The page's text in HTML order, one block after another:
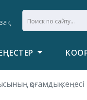
қоғамдық кеңесі